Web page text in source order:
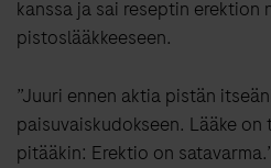
kanssa ja sai reseptin erektion
pistoslääkkeeseen.
”Juuri ennen aktia pistän
paisuvaiskudokseen. Lääke
pitääkin: Erektio on